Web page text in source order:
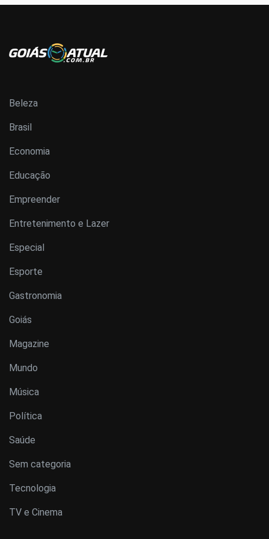
Beleza
Brasil
Economia
Educação
Empreender
Entretenimento e Lazer
Especial
Esporte
Gastronomia
Goiás
Magazine
Mundo
Música
Política
Saúde
Sem categoria
Tecnologia
TV e Cinema